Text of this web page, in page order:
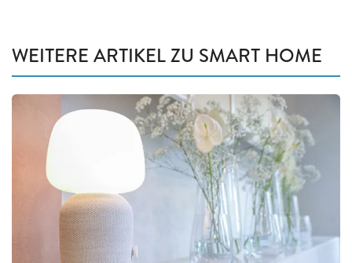
WEITERE ARTIKEL ZU SMART HOME